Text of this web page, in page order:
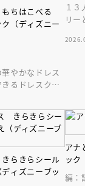
ちはこべる
（ディズニー
やかなドレス
るドレスクロ
１
リ
らきらシール
ィズニーブッ
アナ
ック
編：